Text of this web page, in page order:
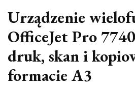
Urządzenie
OfficeJet Pro
druk, skan i
formacie A3